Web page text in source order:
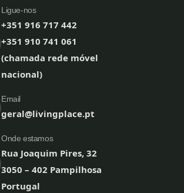
Ligue-nos
+351 916 717 442
+351 910 741 061
(chamada rede móvel
nacional)
Email
geral@livingplace.pt
Onde estamos
Rua Joaquim Pires, 32
3050 – 402 Pampilhosa
Portugal